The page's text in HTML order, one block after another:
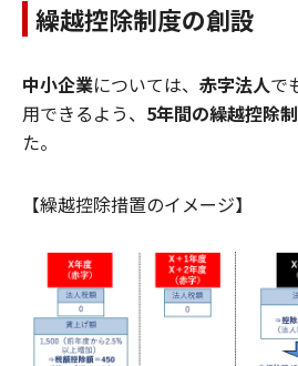
繰越控除制度の創設
中小企業については、 赤字法人で
用できるよう、 5年間の繰越控除
た。
【繰越控除措置のイメージ】